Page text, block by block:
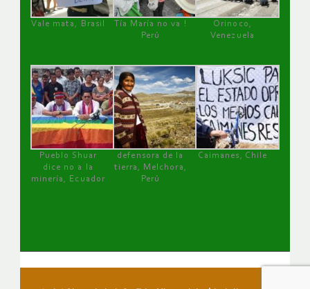
Vale mata, Brasil
Tía María no va !
Perú
Orinoco,
Venezuela
Pueblo Shuar
dice no a la
minería, Ecuador
defensora de la
tierra, Melchora,
Perú
Caimanes, Chile